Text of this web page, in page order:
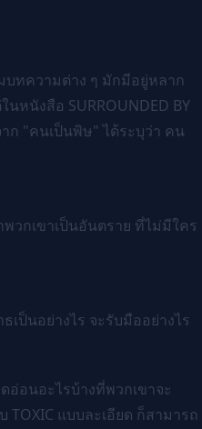
บทความต่าง ๆ มักมีอยู่หลาก
หนังสือ SURROUNDED BY
าก "คนเป็นพิษ" ได้ระบุว่า คน
วกเขาเป็นอันตราย ที่ไม่มีใคร
เป็นอย่างไร จะรับมืออย่างไร
อ่อนอะไรบ้างที่พวกเขาจะ
TOXIC แบบละเอียด ก็สามารถ